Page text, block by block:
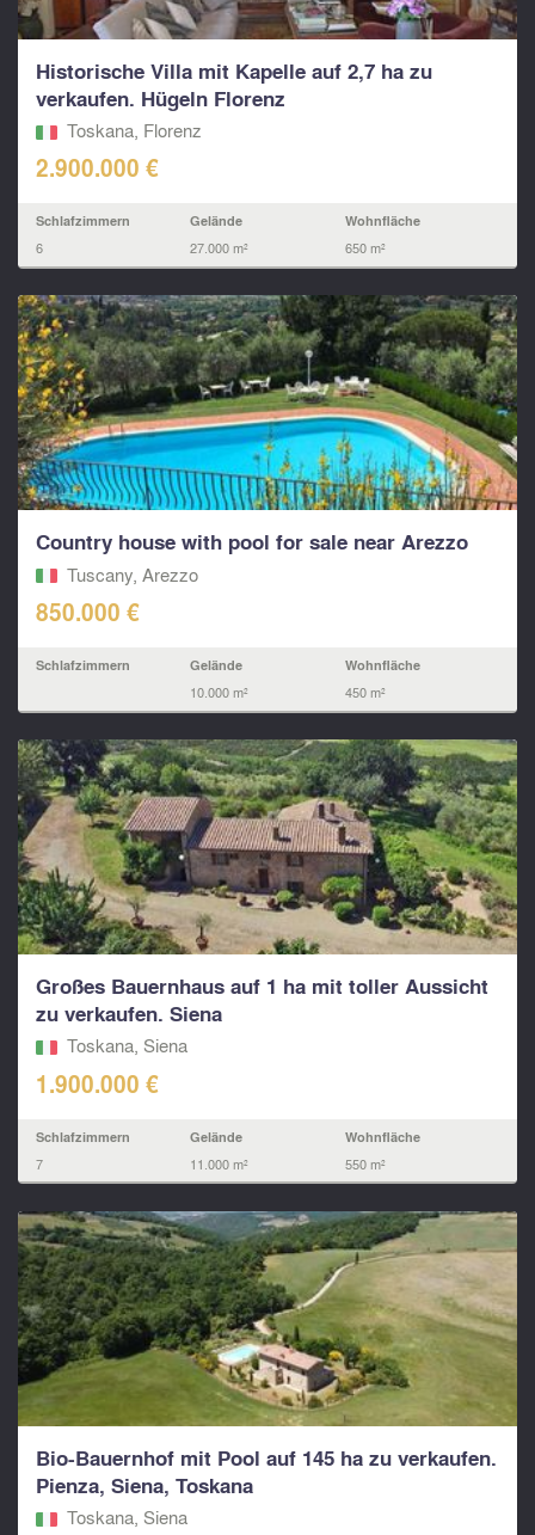
Historische Villa mit Kapelle auf 2,7 ha zu
verkaufen. Hügeln Florenz
Toskana, Florenz
2.900.000 €
Schlafzimmern
6
Gelände
27.000 m²
Wohnfläche
650 m²
Country house with pool for sale near Arezzo
Tuscany, Arezzo
850.000 €
Schlafzimmern Gelände
10.000 m²
Wohnfläche
450 m²
Großes Bauernhaus auf 1 ha mit toller Aussicht
zu verkaufen. Siena
Toskana, Siena
1.900.000 €
Schlafzimmern
7
Gelände
11.000 m²
Wohnfläche
550 m²
Bio-Bauernhof mit Pool auf 145 ha zu verkaufen.
Pienza, Siena, Toskana
Toskana, Siena